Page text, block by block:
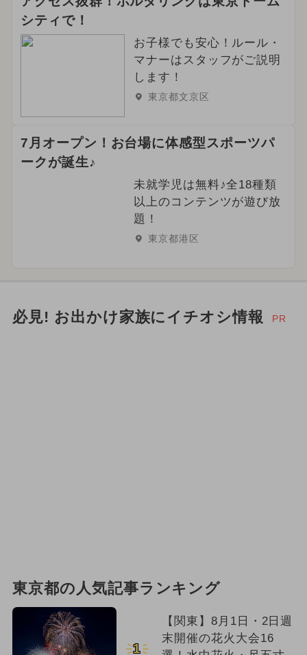
シティで！
お子様でも安心！ルール・
マナーはスタッフがご説明
します！
東京都文京区
7月オープン！お台場に体感型スポーツパ
ークが誕生♪
未就学児は無料♪全18種類
以上のコンテンツが遊び放
題！
東京都港区
必見! お出かけ家族にイチオシ情報 PR
東京都の人気記事ランキング
1
【関東】8月1日・2日週
末開催の花火大会16